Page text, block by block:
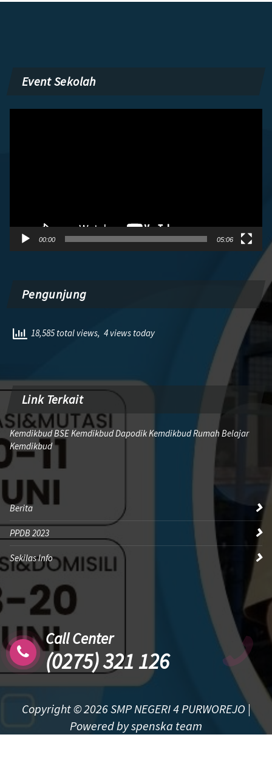
Event Sekolah
00:00 05:06
Pengunjung
18,585 total views, 4 views today
Link Terkait
Kemdikbud BSE Kemdikbud Dapodik Kemdikbud Rumah Belajar
Kemdikbud
Berita
PPDB 2023
Sekilas Info
Call Center
(0275) 321 126
Copyright © 2026 SMP NEGERI 4 PURWOREJO |
Powered by spenska team